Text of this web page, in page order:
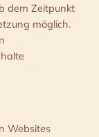
dem Zeitpunkt
möglich.
Websites